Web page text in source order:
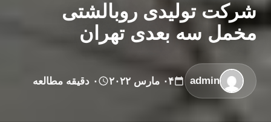
شرکت تولیدی روبالشتی
مخمل سه بعدی تهران
admin ۰۴ مارس ۲۰۲۲ ۰ دقیقه مطالعه